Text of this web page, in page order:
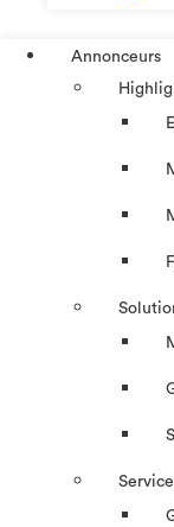
Annonceurs